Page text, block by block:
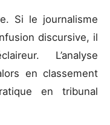
Si le journalisme
discursive, il
L’analyse
en classement
en tribunal